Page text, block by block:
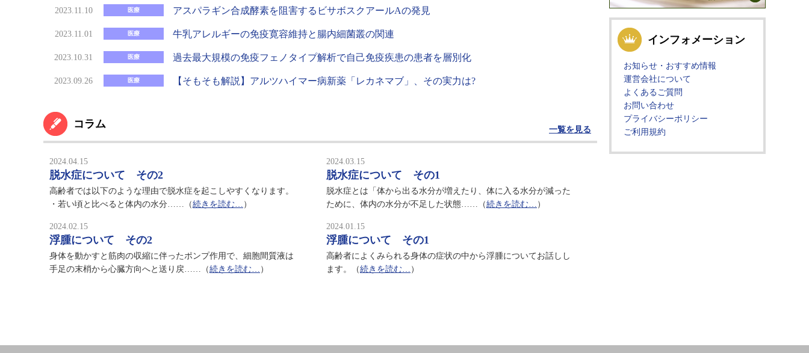
2023.11.10 医療 アスパラギン合成酵素を阻害するビサボスクアールAの発見
2023.11.01 医療 牛乳アレルギーの免疫寛容維持と腸内細菌叢の関連
2023.10.31 医療 過去最大規模の免疫フェノタイプ解析で自己免疫疾患の患者を層別化
2023.09.26 医療 【そもそも解説】アルツハイマー病新薬「レカネマブ」、その実力は?
コラム 一覧を見る
2024.04.15
脱水症について その2
高齢者では以下のような理由で脱水症を起こしやすくなります。
・若い頃と比べると体内の水分……（続きを読む… ）
2024.03.15
脱水症について その1
脱水症とは「体から出る水分が増えたり、体に入る水分が減った
ために、体内の水分が不足した状態……（続きを読む… ）
2024.02.15
浮腫について その2
身体を動かすと筋肉の収縮に伴ったポンプ作用で、細胞間質液は
手足の末梢から心臓方向へと送り戻……（続きを読む… ）
2024.01.15
浮腫について その1
高齢者によくみられる身体の症状の中から浮腫についてお話しし
ます。（続きを読む… ）
インフォメーション
お知らせ・おすすめ情報
運営会社について
よくあるご質問
お問い合わせ
プライバシーポリシー
ご利用規約